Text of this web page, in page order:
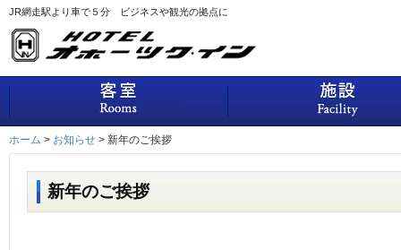
JR網走駅より車で５分 ビジネスや観光の拠点に
客室
ホーム > お知らせ > 新年のご挨拶
新年のご挨拶